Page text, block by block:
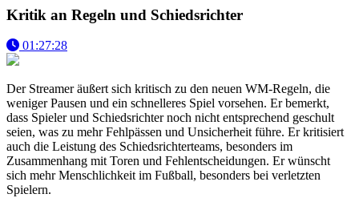
Kritik an Regeln und Schiedsrichter
01:27:28
Der Streamer äußert sich kritisch zu den neuen WM-Regeln, die
weniger Pausen und ein schnelleres Spiel vorsehen. Er bemerkt,
dass Spieler und Schiedsrichter noch nicht entsprechend geschult
seien, was zu mehr Fehlpässen und Unsicherheit führe. Er kritisiert
auch die Leistung des Schiedsrichterteams, besonders im
Zusammenhang mit Toren und Fehlentscheidungen. Er wünscht
sich mehr Menschlichkeit im Fußball, besonders bei verletzten
Spielern.